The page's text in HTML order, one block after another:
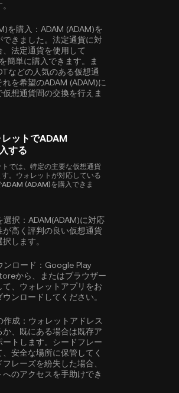
を購入： ADAM (ADAM)を
できました。法定通貨に対
、法定通貨を使用して
簡単に購入できます。ま
などの人気のある仮想通
を希望のADAM (ADAM)に
想通貨間の交換を行えま
ットでADAM
する
では、特定の主要な仮想通貨
。ウォレットが対応している
(ADAM)を購入できま
択： ADAM(ADAM)に対応
が高く評判の良い仮想通貨
します。
ロード： Google Play
から、またはブラウザー
、ウォレットアプリをお
ンロードしてください。
成： ウォレットアドレス
か、既にある場合は既存ア
ートします。シードフレー
安全な場所に保管してく
レーズを紛失した場合、
のアクセスを手助けでき